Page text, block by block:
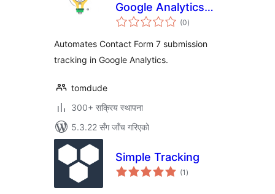
Google Analytics
Intelligence (0कुल
रेटिङ्गहरू
)
Automates Contact Form 7 submission
tracking in Google Analytics.
tomdude
300+ सक्रिय स्थापना
5.3.22 सँग जाँच गरिएको
Simple Tracking
(1 कुल
रेटिङ्गहरू
)